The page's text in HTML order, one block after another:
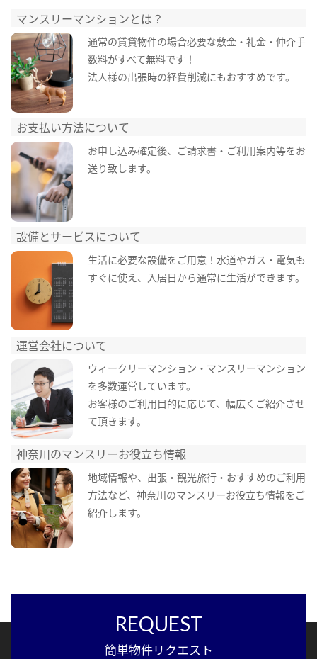
マンスリーマンションとは？
通常の賃貸物件の場合必要な敷金・礼金・仲介手
数料がすべて無料です！
法人様の出張時の経費削減にもおすすめです。
お支払い方法について
お申し込み確定後、ご請求書・ご利用案内等をお
送り致します。
設備とサービスについて
生活に必要な設備をご用意！水道やガス・電気も
すぐに使え、入居日から通常に生活ができます。
運営会社について
ウィークリーマンション・マンスリーマンション
を多数運営しています。
お客様のご利用目的に応じて、幅広くご紹介させ
て頂きます。
神奈川のマンスリーお役立ち情報
地域情報や、出張・観光旅行・おすすめのご利用
方法など、神奈川のマンスリーお役立ち情報をご
紹介します。
REQUEST
簡単物件リクエスト